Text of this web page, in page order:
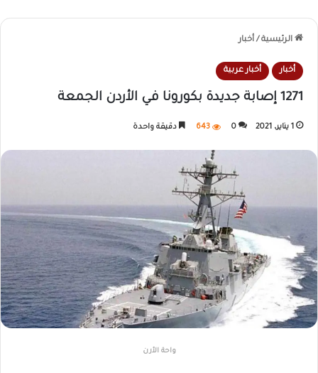
الرئيسية / أخبار
أخبار أخبار عربية
1271 إصابة جديدة بكورونا في الأردن الجمعة
1 يناير، 2021 0
643 دقيقة واحدة
واحة الأرن